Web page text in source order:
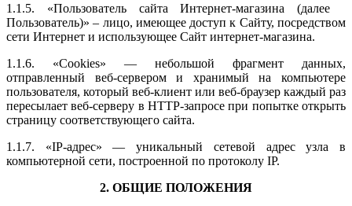
1.1.5. «Пользователь сайта Интернет-магазина (далее
Пользователь)» – лицо, имеющее доступ к Сайту, посредством
сети Интернет и использующее Сайт интернет-магазина.
1.1.6. «Cookies» — небольшой фрагмент данных,
отправленный веб-сервером и хранимый на компьютере
пользователя, который веб-клиент или веб-браузер каждый раз
пересылает веб-серверу в HTTP-запросе при попытке открыть
страницу соответствующего сайта.
1.1.7. «IP-адрес» — уникальный сетевой адрес узла в
компьютерной сети, построенной по протоколу IP.
2. ОБЩИЕ ПОЛОЖЕНИЯ